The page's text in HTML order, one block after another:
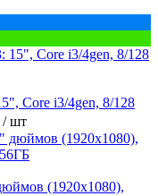
Core i3/4gen, 8/128
/ шт
(1920x1080),